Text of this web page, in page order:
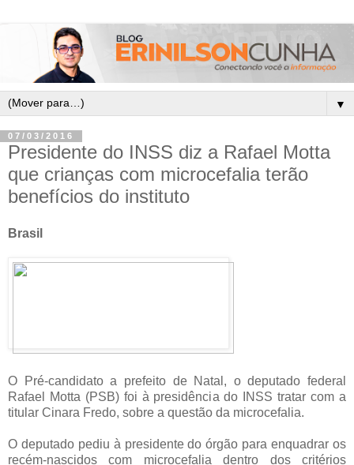
▼
07/03/2016
Presidente do INSS diz a Rafael Motta
que crianças com microcefalia terão
benefícios do instituto
Brasil
O Pré-candidato a prefeito de Natal, o deputado federal
Rafael Motta (PSB) foi à presidência do INSS tratar com a
titular Cinara Fredo, sobre a questão da microcefalia.
O deputado pediu à presidente do órgão para enquadrar os
recém-nascidos com microcefalia dentro dos critérios